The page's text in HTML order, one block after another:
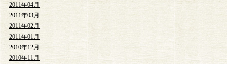
2011年04月
2011年03月
2011年02月
2011年01月
2010年12月
2010年11月